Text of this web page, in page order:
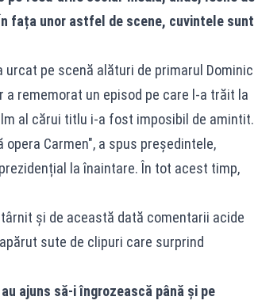
fața unor astfel de scene, cuvintele sunt
urcat pe scenă alături de primarul Dominic
a rememorat un episod pe care l-a trăit la
al cărui titlu i-a fost imposibil de amintit.
opera Carmen", a spus președintele,
la înaintare. În tot acest timp,
și de această dată comentarii acide
sute de clipuri care surprind
ajuns să-i îngrozească până și pe